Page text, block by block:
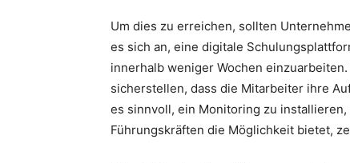
Um dies zu erreichen, sollten
es sich an, eine digitale
innerhalb weniger Wochen
sicherstellen, dass die Mitarbeiter ihre
es sinnvoll, ein Monitoring zu
Führungskräften die Möglichkeit bietet,